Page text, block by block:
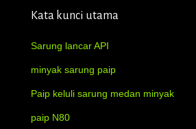
Kata kunci utama
Sarung lancar API
minyak sarung paip
Paip keluli sarung medan minyak
paip N80